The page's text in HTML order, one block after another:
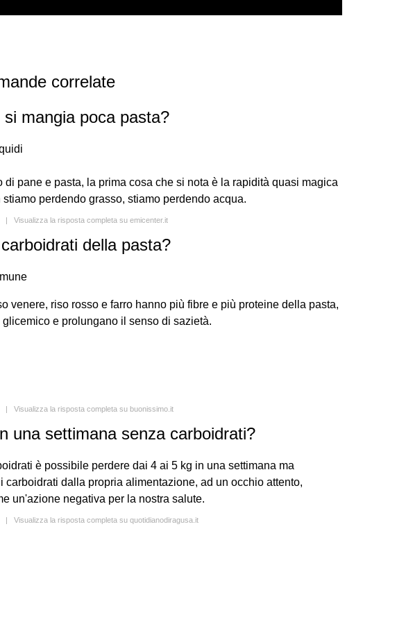
correlate
mangia poca pasta?
di pane e pasta, la prima cosa che si nota è la rapidità quasi magica
perdendo grasso, stiamo perdendo acqua.
| Visualizza la risposta completa su emicenter.it
della pasta?
venere, riso rosso e farro hanno più fibre e più proteine della pasta,
e prolungano il senso di sazietà.
| Visualizza la risposta completa su buonissimo.it
una settimana senza carboidrati?
è possibile perdere dai 4 ai 5 kg in una settimana ma
carboidrati dalla propria alimentazione, ad un occhio attento,
un'azione negativa per la nostra salute.
| Visualizza la risposta completa su quotidianodiragusa.it